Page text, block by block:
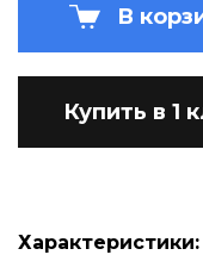
В
Купить в 1
Характеристики: